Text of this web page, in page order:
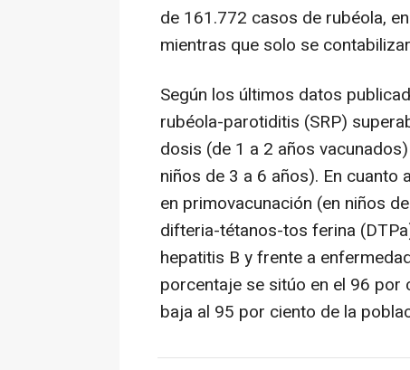
de 161.772 casos de rubéola,
mientras que solo se
Según los últimos datos
rubéola-parotiditis (SRP)
dosis (de 1 a 2 años
niños de 3 a 6 años). En
en primovacunación (en niños
difteria-tétanos-tos ferina
hepatitis B y frente a
porcentaje se sitúo en el 96 por
baja al 95 por ciento de la